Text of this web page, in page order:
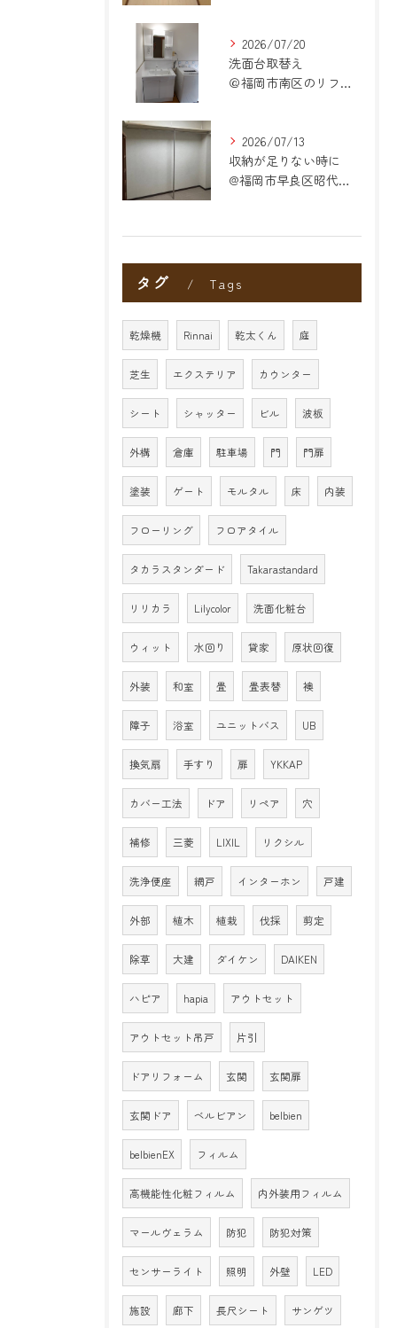
2026/07/20
洗面台取替え
＠福岡市南区のリフォーム
2026/07/13
収納が足りない時に
@福岡市早良区昭代のリフォーム
タグ Tags
乾燥機 Rinnai 乾太くん 庭
芝生 エクステリア カウンター
シート シャッター ビル 波板
外構 倉庫 駐車場 門 門扉
塗装 ゲート モルタル 床 内装
フローリング フロアタイル
タカラスタンダード Takarastandard
リリカラ Lilycolor 洗面化粧台
ウィット 水回り 貸家 原状回復
外装 和室 畳 畳表替 襖
障子 浴室 ユニットバス UB
換気扇 手すり 扉 YKKAP
カバー工法 ドア リペア 穴
補修 三菱 LIXIL リクシル
洗浄便座 網戸 インターホン 戸建
外部 植木 植栽 伐採 剪定
除草 大建 ダイケン DAIKEN
ハピア hapia アウトセット
アウトセット吊戸 片引
ドアリフォーム 玄関 玄関扉
玄関ドア ベルビアン belbien
belbienEX フィルム
高機能性化粧フィルム 内外装用フィルム
マールヴェラム 防犯 防犯対策
センサーライト 照明 外壁 LED
施設 廊下 長尺シート サンゲツ